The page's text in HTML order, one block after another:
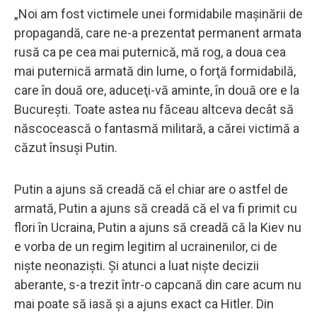
„Noi am fost victimele unei formidabile maşinării de
propagandă, care ne-a prezentat permanent armata
rusă ca pe cea mai puternică, mă rog, a doua cea
mai puternică armată din lume, o forţă formidabilă,
care în două ore, aduceţi-vă aminte, în două ore e la
Bucureşti. Toate astea nu făceau altceva decât să
născocească o fantasmă militară, a cărei victimă a
căzut însuşi Putin.
Putin a ajuns să creadă că el chiar are o astfel de
armată, Putin a ajuns să creadă că el va fi primit cu
flori în Ucraina, Putin a ajuns să creadă că la Kiev nu
e vorba de un regim legitim al ucrainenilor, ci de
nişte neonazişti. Şi atunci a luat nişte decizii
aberante, s-a trezit într-o capcană din care acum nu
mai poate să iasă şi a ajuns exact ca Hitler. Din